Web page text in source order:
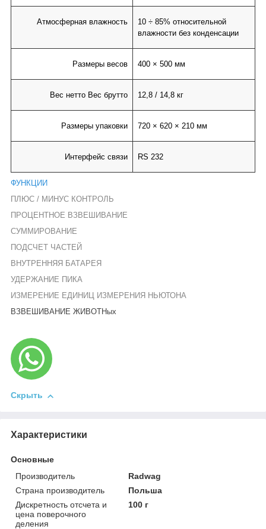
Атмосферная влажность
10 ÷ 85% относительной
влажности без конденсации
Размеры весов 400 × 500 мм
Вес нетто Вес брутто 12,8 / 14,8 кг
Размеры упаковки 720 × 620 × 210 мм
Интерфейс связи RS 232
ФУНКЦИИ
ПЛЮС / МИНУС КОНТРОЛЬ
ПРОЦЕНТНОЕ ВЗВЕШИВАНИЕ
СУММИРОВАНИЕ
ПОДСЧЕТ ЧАСТЕЙ
ВНУТРЕННЯЯ БАТАРЕЯ
УДЕРЖАНИЕ ПИКА
ИЗМЕРЕНИЕ ЕДИНИЦ ИЗМЕРЕНИЯ НЬЮТОНА
ВЗВЕШИВАНИЕ ЖИВОТНых
Скрыть
Характеристики
Основные
Производитель
Radwag
Страна производитель
Польша
Дискретность отсчета и
цена поверочного
деления
100 г